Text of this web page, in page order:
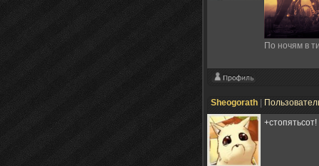
По ночям в
Sheogorath
+стопятьсот!